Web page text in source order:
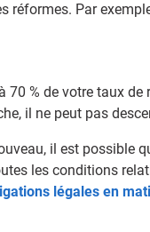
réformes. Par
% de votre taux
il ne peut pas
il est possible
les conditions
légales en